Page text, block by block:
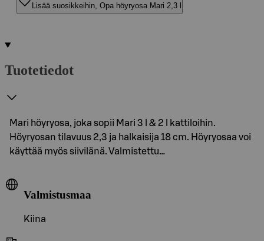
Lisää suosikkeihin, Opa höyryosa Mari 2,3 l
Tuotetiedot
Mari höyryosa, joka sopii Mari 3 l & 2 l kattiloihin.
Höyryosan tilavuus 2,3 ja halkaisija 18 cm. Höyryosaa voi
käyttää myös siivilänä. Valmistettu…
Valmistusmaa
Kiina